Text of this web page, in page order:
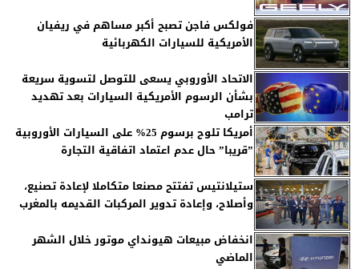
فولكس فاجن تصبح أكبر مساهم في ريفيان
الأمريكية للسيارات الكهربائية
الاتحاد الأوروبي يسعى للتوصل لتسوية سريعة
بشأن الرسوم الأمريكية السيارات بعد تهديد
ترامب
أمريكا تلوح برسوم 25% على السيارات الأوروبية
”قريبا” حال عدم اعتماد اتفاقية التجارة
ستيلانتيس تفتتح مصنعا متكاملا لإعادة تصنيع،
وأصلاح، وإعادة تدوير المركبات القديمه بالمغرب
انخفاض مبيعات هيونداي موتور خلال الشهر
الماضي